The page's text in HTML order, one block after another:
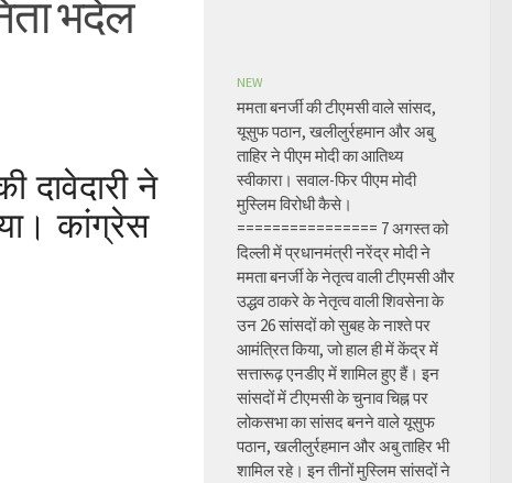
भदेल
दावेदारी ने
कांग्रेस
NEW
ममता बनर्जी की टीएमसी वाले सांसद,
यूसुफ पठान, खलीलुर्रहमान और अबु
ताहिर ने पीएम मोदी का आतिथ्य
स्वीकारा। सवाल-फिर पीएम मोदी
मुस्लिम विरोधी कैसे।
================ 7 अगस्त को
दिल्ली में प्रधानमंत्री नरेंद्र मोदी ने
ममता बनर्जी के नेतृत्व वाली टीएमसी और
उद्धव ठाकरे के नेतृत्व वाली शिवसेना के
उन 26 सांसदों को सुबह के नाश्ते पर
आमंत्रित किया, जो हाल ही में केंद्र में
सत्तारूढ़ एनडीए में शामिल हुए हैं। इन
सांसदों में टीएमसी के चुनाव चिह्न पर
लोकसभा का सांसद बनने वाले यूसुफ
पठान, खलीलुर्रहमान और अबु ताहिर भी
शामिल रहे। इन तीनों मुस्लिम सांसदों ने